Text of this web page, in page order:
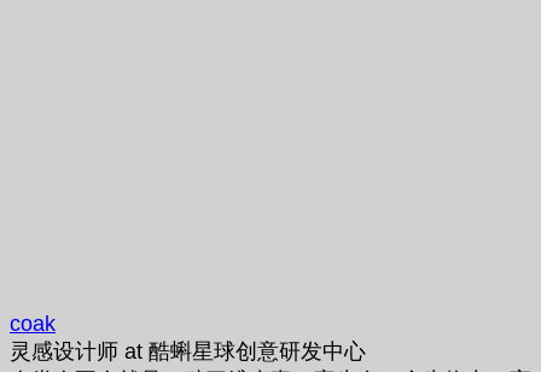
coak
灵感设计师 at 酷蝌星球创意研发中心